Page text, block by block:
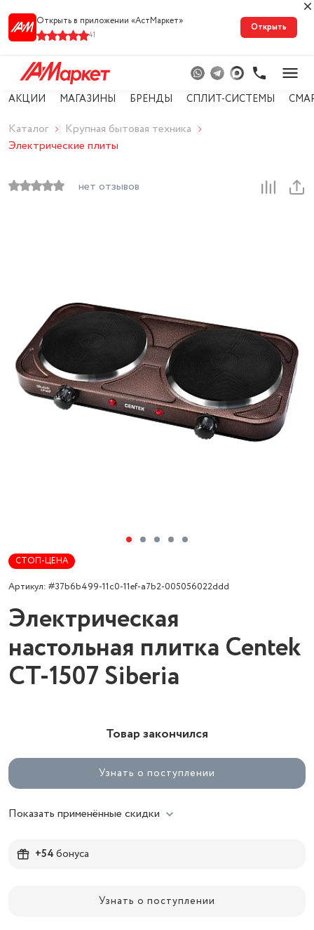
Открыть в приложении «АстМарке‪т‬»
41
Открыть
АКЦИИ МАГАЗИНЫ БРЕНДЫ СПЛИТ-СИСТЕМЫ
Каталог
Крупная бытовая техника
Электрические плиты
нет отзывов
СТОП-ЦЕНА
Артикул: #37b6b499-11c0-11ef-a7b2-005056022ddd
Электрическая
настольная плитка Centek
CT-1507 Siberia
Товар закончился
Узнать о поступлении
Показать применённые скидки
+54бонуса
Узнать о поступлении